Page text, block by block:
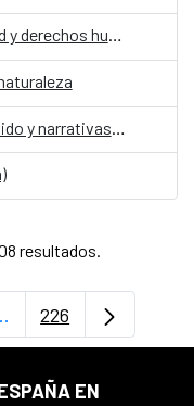
Armarios Abiertos: cine, diversidad y derechos humanos
resultados.
Páginas intermedias
Página
226
EN